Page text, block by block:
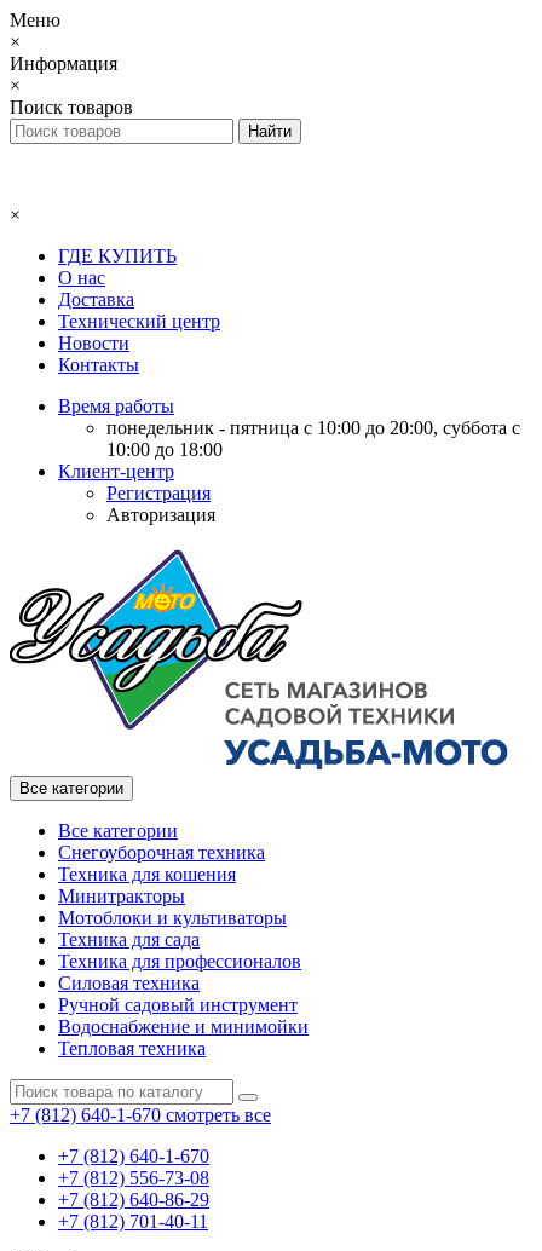
Меню
×
Информация
×
Поиск товаров
×
ГДЕ КУПИТЬ
О нас
Доставка
Технический центр
Новости
Контакты
Время работы
понедельник - пятница с 10:00 до 20:00, суббота с
10:00 до 18:00
Клиент-центр
Регистрация
Авторизация
Все категории
Все категории
Снегоуборочная техника
Техника для кошения
Минитракторы
Мотоблоки и культиваторы
Техника для сада
Техника для профессионалов
Силовая техника
Ручной садовый инструмент
Водоснабжение и минимойки
Тепловая техника
+7 (812) 640-1-670 смотреть все
+7 (812) 640-1-670
+7 (812) 556-73-08
+7 (812) 640-86-29
+7 (812) 701-40-11